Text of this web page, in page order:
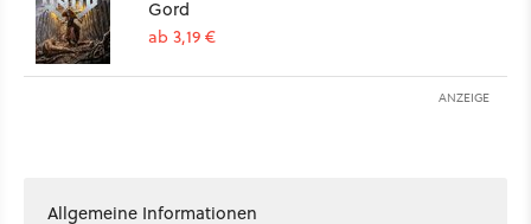
Gord
ab 3,19 €
ANZEIGE
Allgemeine Informationen